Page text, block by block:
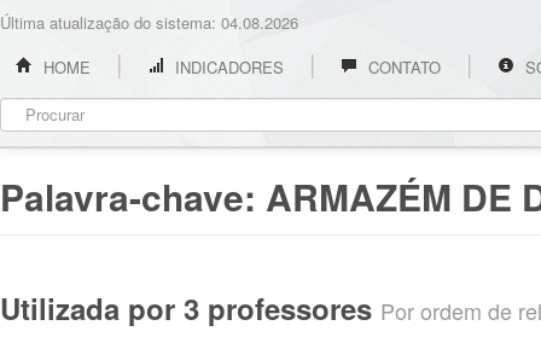
Última atualização do sistema: 04.08.2026
HOME
INDICADORES CONTATO
Palavra-chave: ARMAZÉM DE
Utilizada por 3 professores Por ordem de